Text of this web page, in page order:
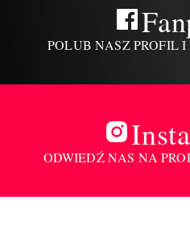
POLUB NASZ PROFIL
ODWIEDŹ NAS NA